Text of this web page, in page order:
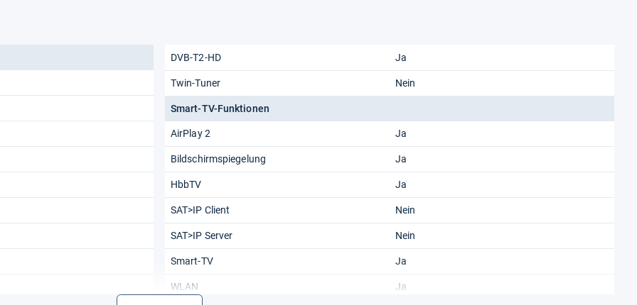
DVB-T2-HD Ja
Twin-Tuner Nein
Smart-TV-Funktionen
AirPlay 2 Ja
Bildschirmspiegelung Ja
HbbTV Ja
SAT>IP Client Nein
SAT>IP Server Nein
Smart-TV Ja
WLAN Ja